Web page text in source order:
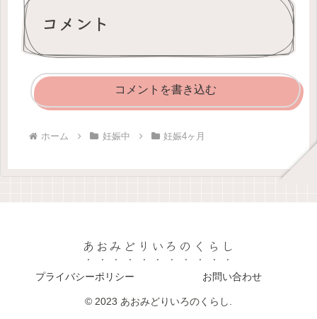
コメント
コメントを書き込む
ホーム 妊娠中 妊娠4ヶ月
あおみどりいろのくらし
プライバシーポリシー お問い合わせ
© 2023 あおみどりいろのくらし.